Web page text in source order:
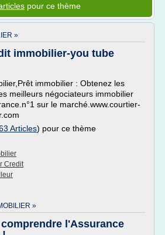
pour ce thème
»
immobilier-you tube
immobilier : Obtenez les
meilleurs négociateurs immobilier
sur le marché.www.courtier-
Articles) pour ce thème
Credit
»
l'Assurance